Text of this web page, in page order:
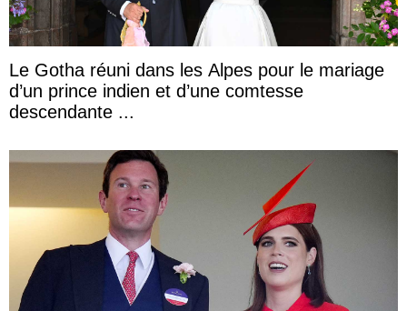
Le Gotha réuni dans les Alpes pour le mariage
d’un prince indien et d’une comtesse
descendante ...